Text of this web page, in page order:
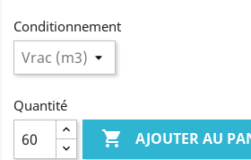
Conditionnement
Quantité
 AJOUTER AU